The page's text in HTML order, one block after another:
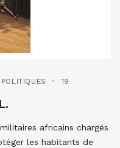
19
africains chargés
les habitants de